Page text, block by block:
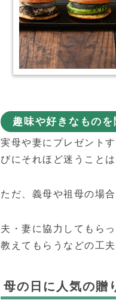
趣味や好きなものを
実母や妻にプレゼント
びにそれほど迷うこと
ただ、義母や祖母の場
夫・妻に協力してもら
教えてもらうなどの工夫
母の日に人気の贈